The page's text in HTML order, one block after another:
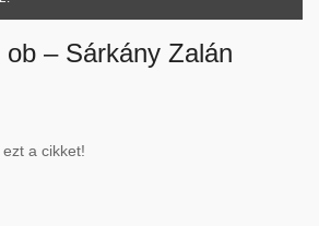
– Sárkány Zalán
a cikket!